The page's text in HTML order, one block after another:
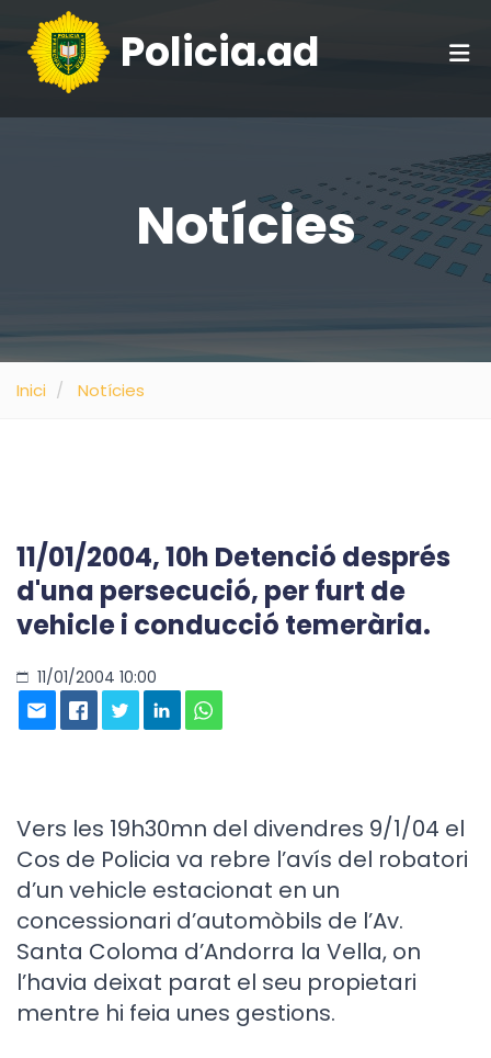
Policia.ad
Notícies
Inici Notícies
11/01/2004, 10h Detenció després
d'una persecució, per furt de
vehicle i conducció temerària.
11/01/2004 10:00
Vers les 19h30mn del divendres 9/1/04 el
Cos de Policia va rebre l’avís del robatori
d’un vehicle estacionat en un
concessionari d’automòbils de l’Av.
Santa Coloma d’Andorra la Vella, on
l’havia deixat parat el seu propietari
mentre hi feia unes gestions.